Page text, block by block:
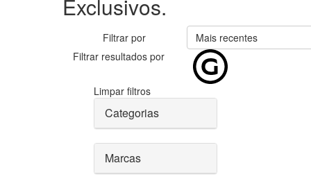
Exclusivos.
Filtrar por
Mais recentes
Filtrar resultados por
Limpar filtros
Categorias
Marcas